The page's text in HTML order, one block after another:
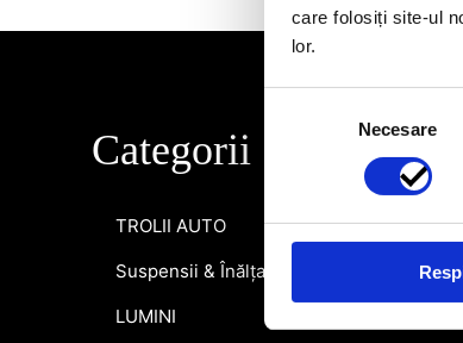
care folosiți site-ul
lor.
consimțământului
Necesare
Categorii
TROLII AUTO
Suspensii & Înălțare
LUMINI